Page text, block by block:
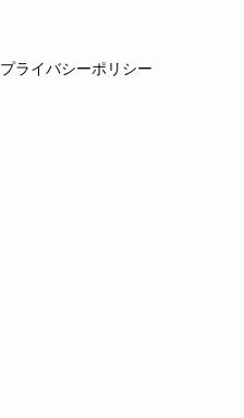
プライバシーポリシー